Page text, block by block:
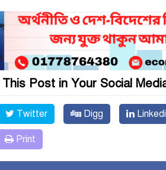
Post in Your Social
Twitter Digg
Print